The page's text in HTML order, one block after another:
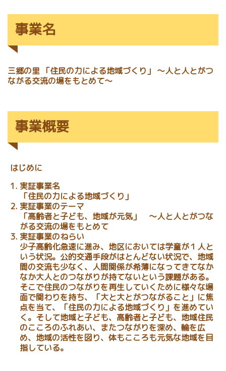
事業名
三郷の里 「住民の力による地域づくり」 ～人と人とがつ
ながる交流の場をもとめて～
事業概要
はじめに
実証事業名
「住民の力による地域づくり」
実証事業のテーマ
「高齢者と子ども、地域が元気」 ～人と人とがつな
がる交流の場をもとめて
実証事業のねらい
少子高齢化急速に進み、地区においては学童が１人と
いう状況。公的交通手段がはとんどない状況で、地域
間の交流も少なく、人間関係が希薄になってきてなか
なか大人とのつながりが持てないという課題がある。
そこで住民のつながりを再生していくために様々な場
面で関わりを持ち、「大と大とがつながること」に焦
点を当て、「住民の力による地域づくり」を進めてい
く。そして地域と子ども、高齢者と子ども、地域住民
のこころのふれあい、またつながりを深め、輪を広
め、地域の活性を図り、体もこころも元気な地域を目
指している。